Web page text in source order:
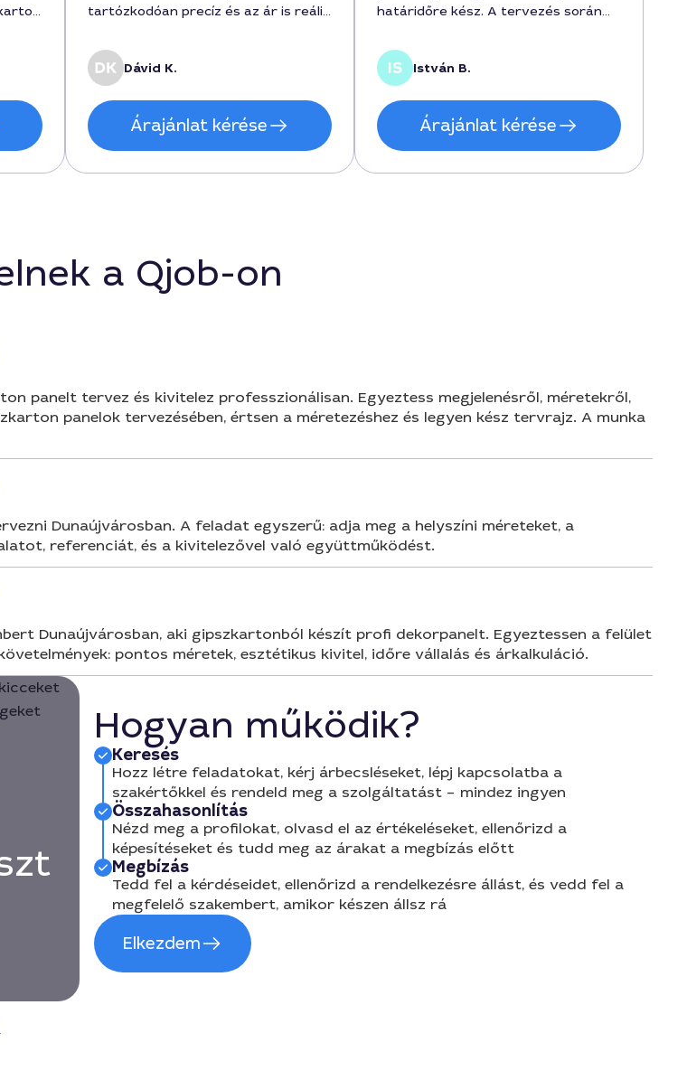
tartózkodóan precíz és az ár is reális
érkezett, és a végeredmény a
tervek szerint sikerült a megadott
határidőre. A dekorációs panel
stílusát sokkal jobban be tudtuk
illeszteni a hely színéhez, köszönöm!
Dávid K.
Árajánlat kérése
határidőre kész. A tervezés során
anyagokat és a költségeket, végig a
Dekorációs panel tervezés
igényekhez igazodva. A munka kb. 3
napig tartott, és a teljes ár 210000
Ft volt, ami reálisnak érződött a
minőséghez képest. Biztos vagyok
benne, hogy legközelebb is őt hívom
István B.
Árajánlat kérése
a Qjob-on
panelt tervez és kivitelez professzionálisan. Egyeztess megjelenésről, méretekről,
panelok tervezésében, értsen a méretezéshez és legyen kész tervrajz. A munka
Dunaújvárosban. A feladat egyszerű: adja meg a helyszíni méreteket, a
referenciát, és a kivitelezővel való együttműködést.
Dunaújvárosban, aki gipszkartonból készít profi dekorpanelt. Egyeztessen a felület
pontos méretek, esztétikus kivitel, időre vállalás és árkalkuláció.
Hogyan működik?
Keresés
Hozz létre feladatokat, kérj árbecsléseket, lépj kapcsolatba a
szakértőkkel és rendeld meg a szolgáltatást – mindez ingyen
Összahasonlítás
Nézd meg a profilokat, olvasd el az értékeléseket, ellenőrizd a
képesítéseket és tudd meg az árakat a megbízás előtt
Megbízás
Tedd fel a kérdéseidet, ellenőrizd a rendelkezésre állást, és vedd fel a
megfelelő szakembert, amikor készen állsz rá
Elkezdem